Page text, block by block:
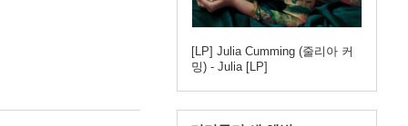
[LP] Julia Cumming (줄리아 커
밍) - Julia [LP]